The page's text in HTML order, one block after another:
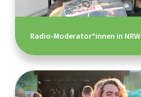
Radio-Moderator*innen in NRW